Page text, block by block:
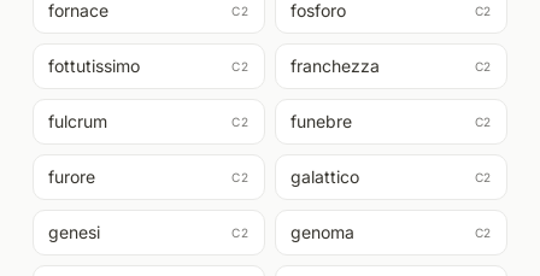
fornace C2 fosforo C2
fottutissimo C2 franchezza C2
fulcrum C2 funebre C2
furore C2 galattico C2
genesi C2 genoma C2